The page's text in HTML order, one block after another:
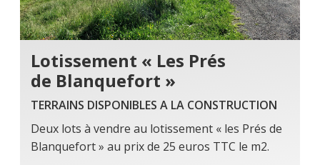
Lotissement « Les Prés
de Blanquefort »
TERRAINS DISPONIBLES A LA CONSTRUCTION
Deux lots à vendre au lotissement « les Prés de
Blanquefort » au prix de 25 euros TTC le m2.